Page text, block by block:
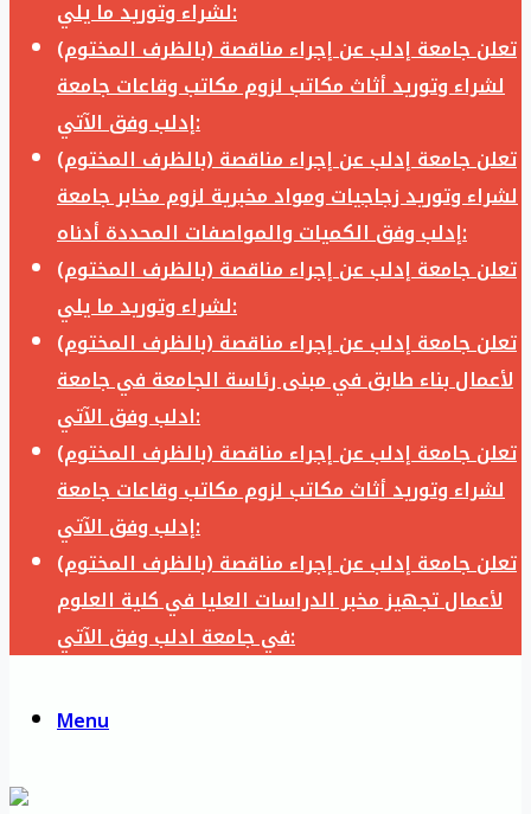
لشراء وتوريد ما يلي:
تعلن جامعة إدلب عن إجراء مناقصة (بالظرف المختوم)
لشراء وتوريد أثاث مكاتب لزوم مكاتب وقاعات جامعة
إدلب وفق الآتي:
تعلن جامعة إدلب عن إجراء مناقصة (بالظرف المختوم)
لشراء وتوريد زجاجيات ومواد مخبرية لزوم مخابر جامعة
إدلب وفق الكميات والمواصفات المحددة أدناه:
تعلن جامعة إدلب عن إجراء مناقصة (بالظرف المختوم)
لشراء وتوريد ما يلي:
تعلن جامعة إدلب عن إجراء مناقصة (بالظرف المختوم)
لأعمال بناء طابق في مبنى رئاسة الجامعة في جامعة
ادلب وفق الآتي:
تعلن جامعة إدلب عن إجراء مناقصة (بالظرف المختوم)
لشراء وتوريد أثاث مكاتب لزوم مكاتب وقاعات جامعة
إدلب وفق الآتي:
تعلن جامعة إدلب عن إجراء مناقصة (بالظرف المختوم)
لأعمال تجهيز مخبر الدراسات العليا في كلية العلوم
في جامعة ادلب وفق الآتي:
Menu